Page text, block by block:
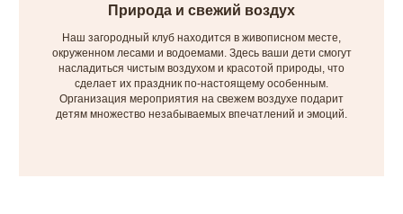
Природа и свежий воздух
Наш загородный клуб находится в живописном месте,
окруженном лесами и водоемами. Здесь ваши дети смогут
насладиться чистым воздухом и красотой природы, что
сделает их праздник по-настоящему особенным.
Организация мероприятия на свежем воздухе подарит
детям множество незабываемых впечатлений и эмоций.